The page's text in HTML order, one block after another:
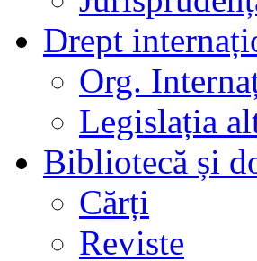
Drept
Org.
Legislația
Bibliotecă și
Cărți
Reviste